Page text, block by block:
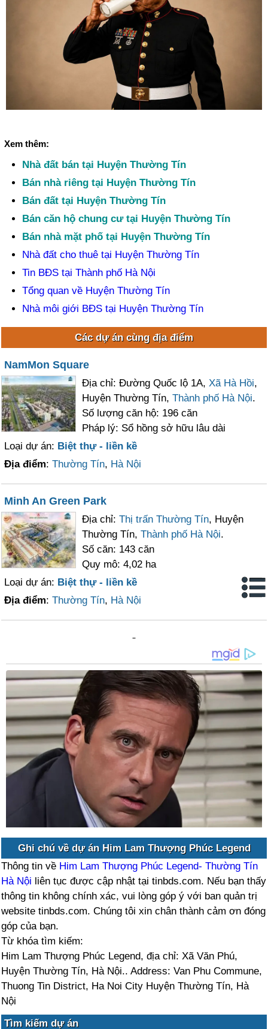
Xem thêm:
Nhà đất bán tại Huyện Thường Tín
Bán nhà riêng tại Huyện Thường Tín
Bán đất tại Huyện Thường Tín
Bán căn hộ chung cư tại Huyện Thường Tín
Bán nhà mặt phố tại Huyện Thường Tín
Nhà đất cho thuê tại Huyện Thường Tín
Tin BĐS tại Thành phố Hà Nội
Tổng quan về Huyện Thường Tín
Nhà môi giới BĐS tại Huyện Thường Tín
Các dự án cùng địa điểm
NamMon Square
Địa chỉ: Đường Quốc lộ 1A,Xã Hà Hồi,
Huyện Thường Tín,Thành phố Hà Nội.
Số lượng căn hộ: 196 căn
Pháp lý: Sổ hồng sở hữu lâu dài
Loại dự án: Biệt thự - liền kề
Địa điểm:Thường Tín, Hà Nội
Minh An Green Park
Địa chỉ:Thị trấn Thường Tín, Huyện
Thường Tín,Thành phố Hà Nội.
Số căn: 143 căn
Quy mô: 4,02 ha
Loại dự án: Biệt thự - liền kề
Địa điểm:Thường Tín, Hà Nội
Ghi chú về dự án Him Lam Thượng Phúc Legend
Thông tin về Him Lam Thượng Phúc Legend- Thường Tín
Hà Nội liên tục được cập nhật tại tinbds.com. Nếu bạn thấy
thông tin không chính xác, vui lòng góp ý với ban quản trị
website tinbds.com. Chúng tôi xin chân thành cảm ơn đóng
góp của bạn.
Từ khóa tìm kiếm:
Him Lam Thượng Phúc Legend, địa chỉ: Xã Văn Phú,
Huyện Thường Tín, Hà Nội.. Address: Van Phu Commune,
Thuong Tin District, Ha Noi City Huyện Thường Tín, Hà
Nội
Tìm kiếm dự án